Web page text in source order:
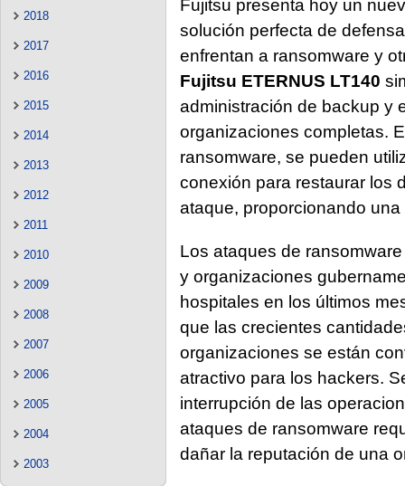
2018
2017
2016
2015
2014
2013
2012
2011
2010
2009
2008
2007
2006
2005
2004
2003
Fujitsu presenta hoy un
solución perfecta de
enfrentan a ransomware y
Fujitsu ETERNUS LT140
administración de backup y
organizaciones completas.
ransomware, se pueden
conexión para restaurar los
ataque, proporcionando
Los ataques de
y organizaciones
hospitales en los últimos
que las crecientes
organizaciones se están
atractivo para los hackers.
interrupción de las
ataques de ransomware
dañar la reputación de una